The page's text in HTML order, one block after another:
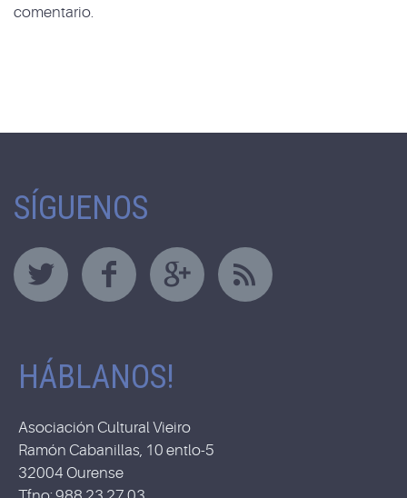
comentario.
SÍGUENOS
HÁBLANOS!
Asociación Cultural Vieiro
Ramón Cabanillas, 10 entlo-5
32004 Ourense